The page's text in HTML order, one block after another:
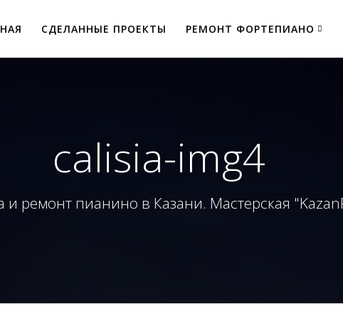
СДЕЛАННЫЕ ПРОЕКТЫ РЕМОНТ ФОРТЕПИАНО
calisia-img4
и ремонт пианино в Казани. Мастерская